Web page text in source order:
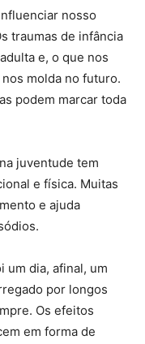
nosso
traumas de infância
e, o que nos
molda no futuro.
podem marcar toda
juventude tem
e física. Muitas
e ajuda
um dia, afinal, um
por longos
Os efeitos
em forma de